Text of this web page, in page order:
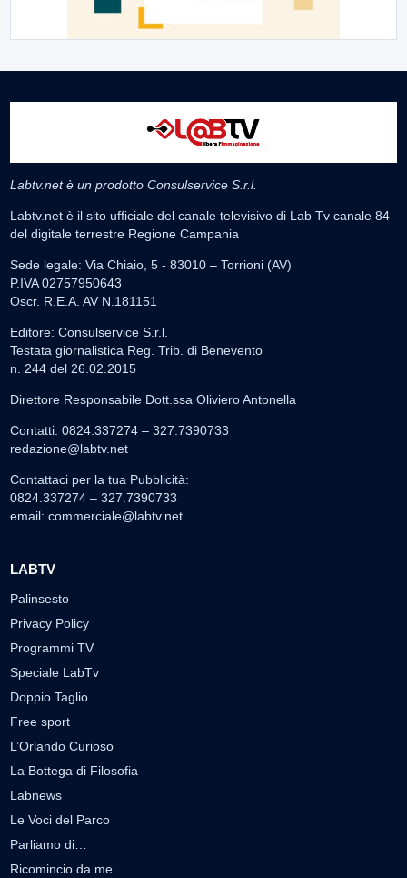
Labtv.net è un prodotto Consulservice S.r.l.
Labtv.net è il sito ufficiale del canale televisivo di Lab Tv canale 84
del digitale terrestre Regione Campania
Sede legale: Via Chiaio, 5 - 83010 – Torrioni (AV)
P.IVA 02757950643
Oscr. R.E.A. AV N.181151
Editore: Consulservice S.r.l.
Testata giornalistica Reg. Trib. di Benevento
n. 244 del 26.02.2015
Direttore Responsabile Dott.ssa Oliviero Antonella
Contatti: 0824.337274 – 327.7390733
redazione@labtv.net
Contattaci per la tua Pubblicità:
0824.337274 – 327.7390733
email: commerciale@labtv.net
LABTV
Palinsesto
Privacy Policy
Programmi TV
Speciale LabTv
Doppio Taglio
Free sport
L’Orlando Curioso
La Bottega di Filosofia
Labnews
Le Voci del Parco
Parliamo di…
Ricomincio da me